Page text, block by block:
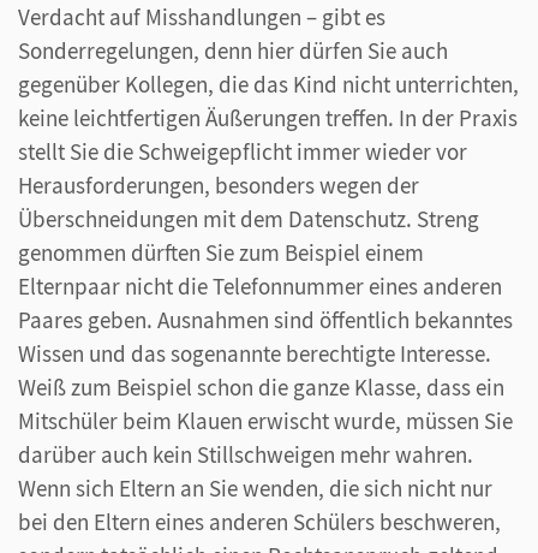
Verdacht auf Misshandlungen – gibt es
Sonderregelungen, denn hier dürfen Sie auch
gegenüber Kollegen, die das Kind nicht unterrichten,
keine leichtfertigen Äußerungen treffen. In der Praxis
stellt Sie die Schweigepflicht immer wieder vor
Herausforderungen, besonders wegen der
Überschneidungen mit dem Datenschutz. Streng
genommen dürften Sie zum Beispiel einem
Elternpaar nicht die Telefonnummer eines anderen
Paares geben. Ausnahmen sind öffentlich bekanntes
Wissen und das sogenannte berechtigte Interesse.
Weiß zum Beispiel schon die ganze Klasse, dass ein
Mitschüler beim Klauen erwischt wurde, müssen Sie
darüber auch kein Stillschweigen mehr wahren.
Wenn sich Eltern an Sie wenden, die sich nicht nur
bei den Eltern eines anderen Schülers beschweren,